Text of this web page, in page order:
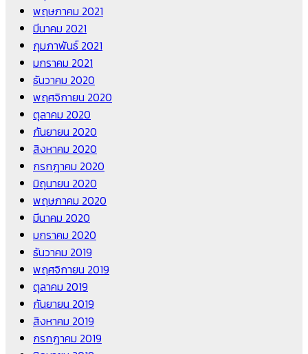
พฤษภาคม 2021
มีนาคม 2021
กุมภาพันธ์ 2021
มกราคม 2021
ธันวาคม 2020
พฤศจิกายน 2020
ตุลาคม 2020
กันยายน 2020
สิงหาคม 2020
กรกฎาคม 2020
มิถุนายน 2020
พฤษภาคม 2020
มีนาคม 2020
มกราคม 2020
ธันวาคม 2019
พฤศจิกายน 2019
ตุลาคม 2019
กันยายน 2019
สิงหาคม 2019
กรกฎาคม 2019